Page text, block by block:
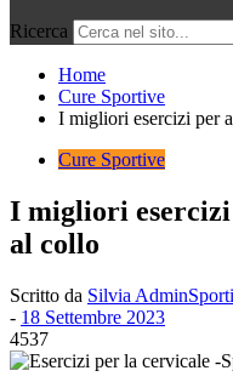
Ricerca
Home
Cure Sportive
I migliori esercizi per
Cure Sportive
I migliori
al collo
Scritto da Silvia
- 18 Settembre 2023
4537